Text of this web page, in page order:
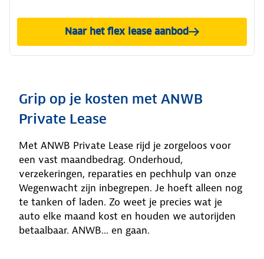
Naar het flex lease aanbod
Grip op je kosten met ANWB
Private Lease
Met ANWB Private Lease rijd je zorgeloos voor
een vast maandbedrag. Onderhoud,
verzekeringen, reparaties en pechhulp van onze
Wegenwacht zijn inbegrepen. Je hoeft alleen nog
te tanken of laden. Zo weet je precies wat je
auto elke maand kost en houden we autorijden
betaalbaar. ANWB... en gaan.